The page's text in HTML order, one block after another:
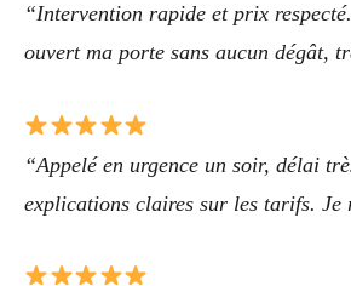
“Intervention rapide et prix
ouvert ma porte sans aucun dégât,
“Appelé en urgence un soir, délai
explications claires sur les tarifs. Je